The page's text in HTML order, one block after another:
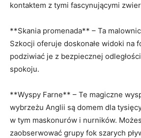
kontaktem z tymi fascynującymi
**Skania promenada** – Ta
Szkocji oferuje doskonałe widoki na
podziwiać je z bezpiecznej
spokoju.
**Wyspy ⁣Farne** – Te ‍magiczne
wybrzeżu Anglii są domem ⁣dla
w tym maskonurów i nurników.
zaobserwować grupy fok szarych​